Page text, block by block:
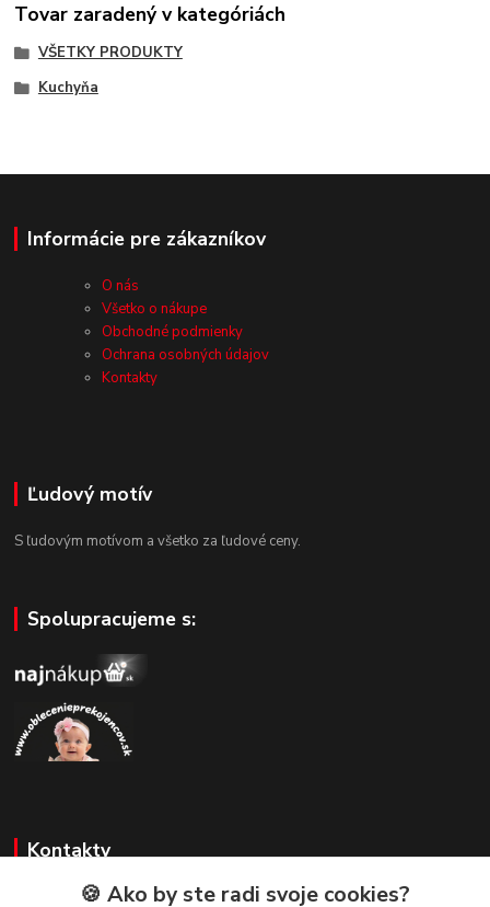
Tovar zaradený v kategóriách
VŠETKY PRODUKTY
Kuchyňa
Informácie pre zákazníkov
O nás
Všetko o nákupe
Obchodné podmienky
Ochrana osobných údajov
Kontakty
Ľudový motív
S ľudovým motívom a všetko za ľudové ceny.
Spolupracujeme s:
Kontakty
Zákaznícka podpora
🍪 Ako by ste radi svoje cookies?